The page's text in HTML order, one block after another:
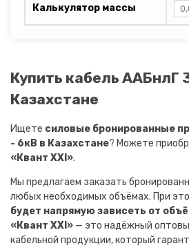
Калькулятор массы
Купить кабель ААБнлГ
Казахстане
Ищете силовые бронированные
- 6кВ в Казахстане? Можете
«Квант XXI».
Мы предлагаем заказать
любых необходимых объёмах. При
будет напрямую зависеть от
«Квант XXI» — это надёжный
кабельной продукции, который